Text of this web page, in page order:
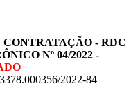
- RDC
Nº 04/2022 -
2022-84